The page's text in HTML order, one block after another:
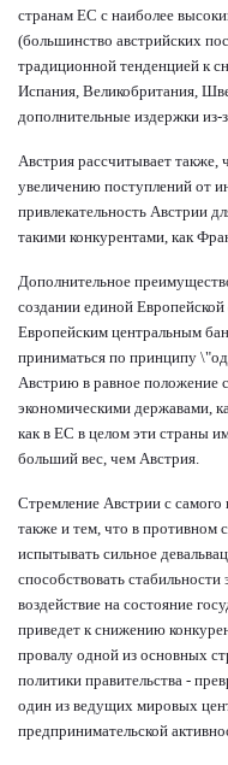
странам ЕС с наиболее
(большинство австрийских
традиционной тенденцией к
Испания, Великобритания,
дополнительные издержки из-
Австрия рассчитывает также,
увеличению поступлений от
привлекательность Австрии
такими конкурентами, как
Дополнительное
создании единой
Европейским центральным
приниматься по принципу
Австрию в равное положение
экономическими державами,
как в ЕС в целом эти страны
больший вес, чем Австрия.
Стремление Австрии с самого
также и тем, что в противном
испытывать сильное
способствовать
воздействие на состояние
приведет к снижению
провалу одной из основных
политики правительства -
один из ведущих мировых
предпринимательской